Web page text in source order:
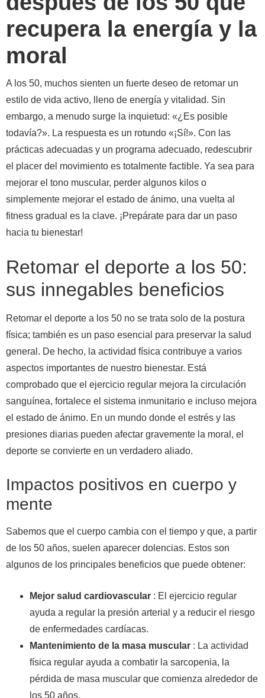
recupera la energía y la
moral
A los 50, muchos sienten un fuerte deseo de retomar un
estilo de vida activo, lleno de energía y vitalidad. Sin
embargo, a menudo surge la inquietud: «¿Es posible
todavía?». La respuesta es un rotundo «¡Sí!». Con las
prácticas adecuadas y un programa adecuado, redescubrir
el placer del movimiento es totalmente factible. Ya sea para
mejorar el tono muscular, perder algunos kilos o
simplemente mejorar el estado de ánimo, una vuelta al
fitness gradual es la clave. ¡Prepárate para dar un paso
hacia tu bienestar!
Retomar el deporte a los 50:
sus innegables beneficios
Retomar el deporte a los 50 no se trata solo de la postura
física; también es un paso esencial para preservar la salud
general. De hecho, la actividad física contribuye a varios
aspectos importantes de nuestro bienestar. Está
comprobado que el ejercicio regular mejora la circulación
sanguínea, fortalece el sistema inmunitario e incluso mejora
el estado de ánimo. En un mundo donde el estrés y las
presiones diarias pueden afectar gravemente la moral, el
deporte se convierte en un verdadero aliado.
Impactos positivos en cuerpo y
mente
Sabemos que el cuerpo cambia con el tiempo y que, a partir
de los 50 años, suelen aparecer dolencias. Estos son
algunos de los principales beneficios que puede obtener:
Mejor salud cardiovascular : El ejercicio regular
ayuda a regular la presión arterial y a reducir el riesgo
de enfermedades cardíacas.
Mantenimiento de la masa muscular : La actividad
física regular ayuda a combatir la sarcopenia, la
pérdida de masa muscular que comienza alrededor de
los 50 años.